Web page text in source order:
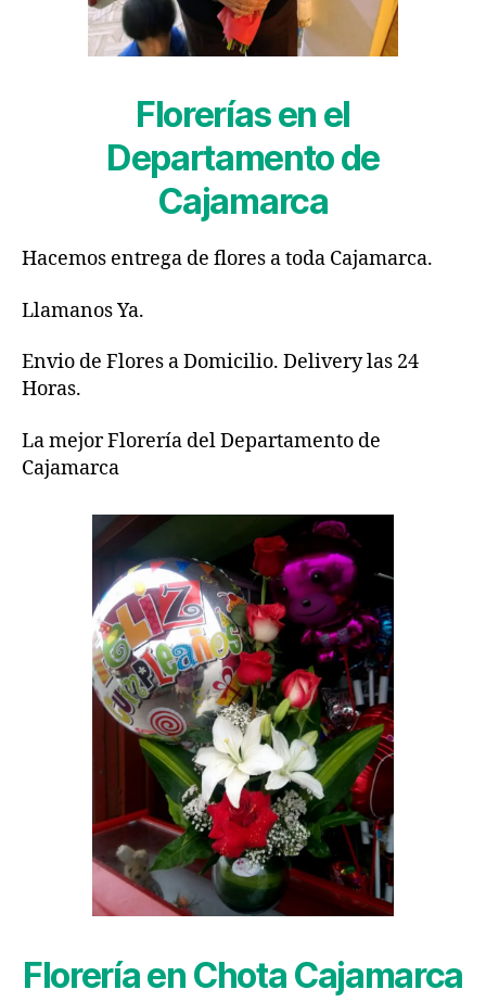
Florerías en el
Departamento de
Cajamarca
Hacemos entrega de flores a toda Cajamarca.
Llamanos Ya.
Envio de Flores a Domicilio. Delivery las 24
Horas.
La mejor Florería del Departamento de
Cajamarca
Florería en Chota Cajamarca